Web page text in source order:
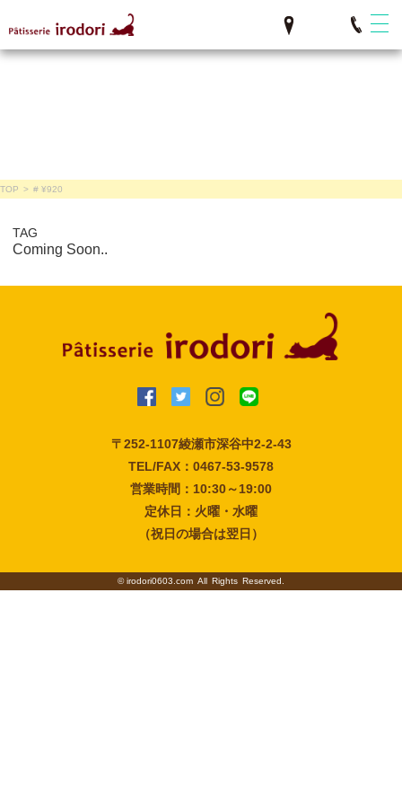
TOP > # ¥920
TAG
Coming Soon..
〒252-1107綾瀬市深谷中2-2-43
TEL/FAX：0467-53-9578
営業時間：10:30～19:00
定休日：火曜・水曜
（祝日の場合は翌日）
©irodori0603.com All Rights Reserved.